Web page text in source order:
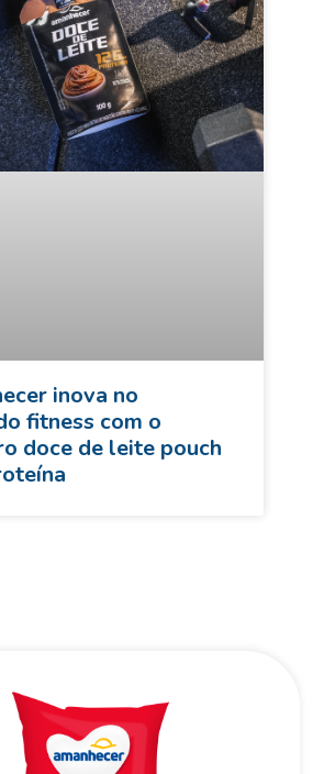
inova no
fitness com o
doce de leite pouch